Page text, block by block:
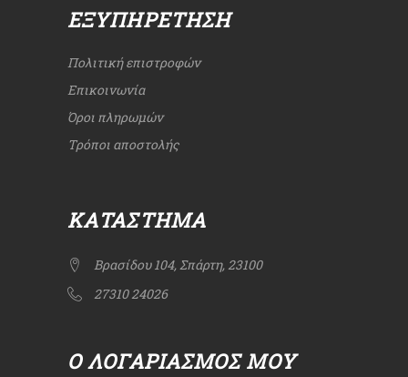
ΕΞΥΠΗΡΈΤΗΣΗ
Πολιτική επιστροφών
Επικοινωνία
Όροι πληρωμών
Τρόποι αποστολής
ΚΑΤΆΣΤΗΜΑ
Βρασίδου 104, Σπάρτη, 23100
27310 24026
Ο ΛΟΓΑΡΙΑΣΜΌΣ ΜΟΥ